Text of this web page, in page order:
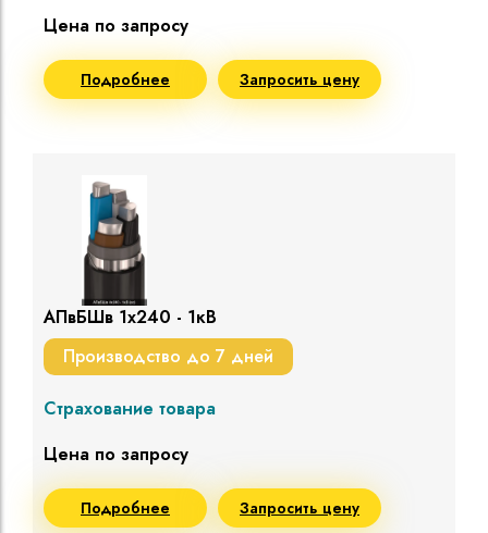
Цена по запросу
Подробнее Запросить цену
АПвБШв 1х240 - 1кВ
Производство до 7 дней
Страхование товара
Цена по запросу
Подробнее Запросить цену